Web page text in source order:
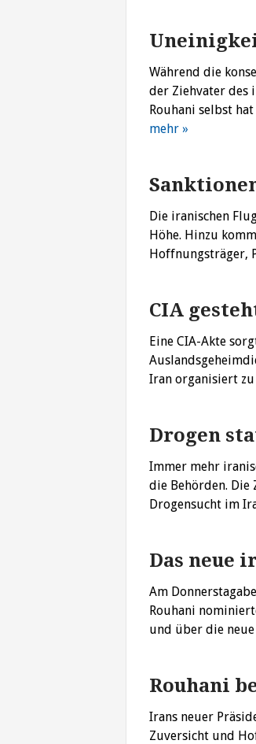
Während die
der Ziehvater des
Rouhani selbst
mehr »
Die iranischen
Höhe. Hinzu
Hoffnungsträger,
CIA
Eine CIA-Akte
Iran organisiert
Drogen
Immer mehr
die Behörden. Die
Drogensucht im
Das neue
Am
Rouhani
und über die
Rouhani
Irans neuer
Zuversicht und